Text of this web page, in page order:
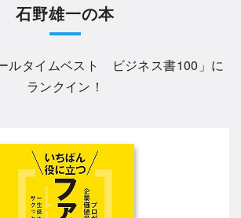
石野雄一の本
ルタイムベスト ビジネス書100 」に
ランクイン！